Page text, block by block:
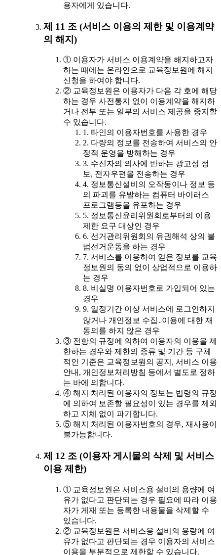
용자에게 있습니다.
제 11 조 (서비스 이용의 제한 및 이용계약
의 해지)
① 이용자가 서비스 이용계약을 해지하고자
하는 때에는 온라인으로 교육정보원에 해지
신청을 하여야 합니다.
② 교육정보원은 이용자가 다음 각 호에 해당
하는 경우 사전통지 없이 이용계약을 해지하
거나 전부 또는 일부의 서비스 제공을 중지할
수 있습니다.
1. 타인의 이용자번호를 사용한 경우
2. 다량의 정보를 전송하여 서비스의 안
정적 운영을 방해하는 경우
3. 수신자의 의사에 반하는 광고성 정
보, 전자우편을 전송하는 경우
4. 정보통신설비의 오작동이나 정보 등
의 파괴를 유발하는 컴퓨터 바이러스
프로그램등을 유포하는 경우
5. 정보통신윤리위원회로부터의 이용
제한 요구 대상인 경우
6. 선거관리위원회의 유권해석 상의 불
법선거운동을 하는 경우
7. 서비스를 이용하여 얻은 정보를 교육
정보원의 동의 없이 상업적으로 이용하
는 경우
8. 비실명 이용자번호로 가입되어 있는
경우
9. 일정기간 이상 서비스에 로그인하지
않거나 개인정보 수집․이용에 대한 재
동의를 하지 않은 경우
③ 전항의 규정에 의하여 이용자의 이용을 제
한하는 경우와 제한의 종류 및 기간 등 구체
적인 기준은 교육정보원의 공지, 서비스 이용
안내, 개인정보처리방침 등에서 별도로 정하
는 바에 의합니다.
④ 해지 처리된 이용자의 정보는 법령의 규정
에 의하여 보존할 필요성이 있는 경우를 제외
하고 지체 없이 파기합니다.
⑤ 해지 처리된 이용자번호의 경우, 재사용이
불가능합니다.
제 12 조 (이용자 게시물의 삭제 및 서비스
이용 제한)
① 교육정보원은 서비스용 설비의 용량에 여
유가 없다고 판단되는 경우 필요에 따라 이용
자가 게재 또는 등록한 내용물을 삭제할 수
있습니다.
② 교육정보원은 서비스용 설비의 용량에 여
유가 없다고 판단되는 경우 이용자의 서비스
이용을 부분적으로 제한할 수 있습니다.